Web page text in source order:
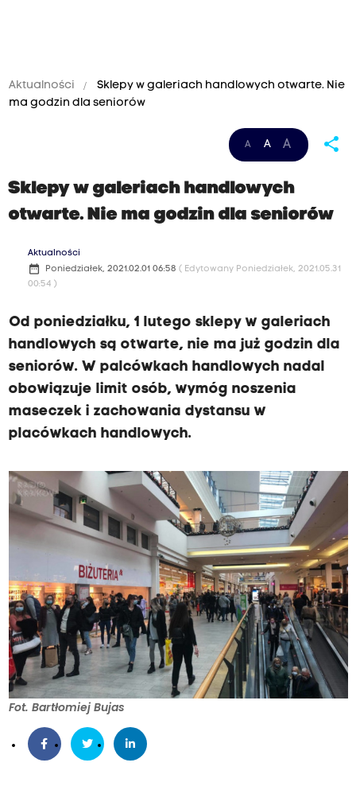
Aktualności
Sklepy w galeriach handlowych otwarte. Nie
ma godzin dla seniorów
A A A share
Sklepy w galeriach handlowych
otwarte. Nie ma godzin dla seniorów
Aktualności
date_range Poniedziałek, 2021.02.01 06:58 ( Edytowany Poniedziałek, 2021.05.31
00:54 )
Od poniedziałku, 1 lutego sklepy w galeriach
handlowych są otwarte, nie ma już godzin dla
seniorów. W palcówkach handlowych nadal
obowiązuje limit osób, wymóg noszenia
maseczek i zachowania dystansu w
placówkach handlowych.
Fot. Bartłomiej Bujas